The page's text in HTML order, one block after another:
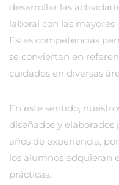
desarrollar las
laboral con las
Estas competencias
se conviertan en
cuidados en diversas
En este sentido,
diseñados y
años de experiencia,
los alumnos adquieran
prácticas.